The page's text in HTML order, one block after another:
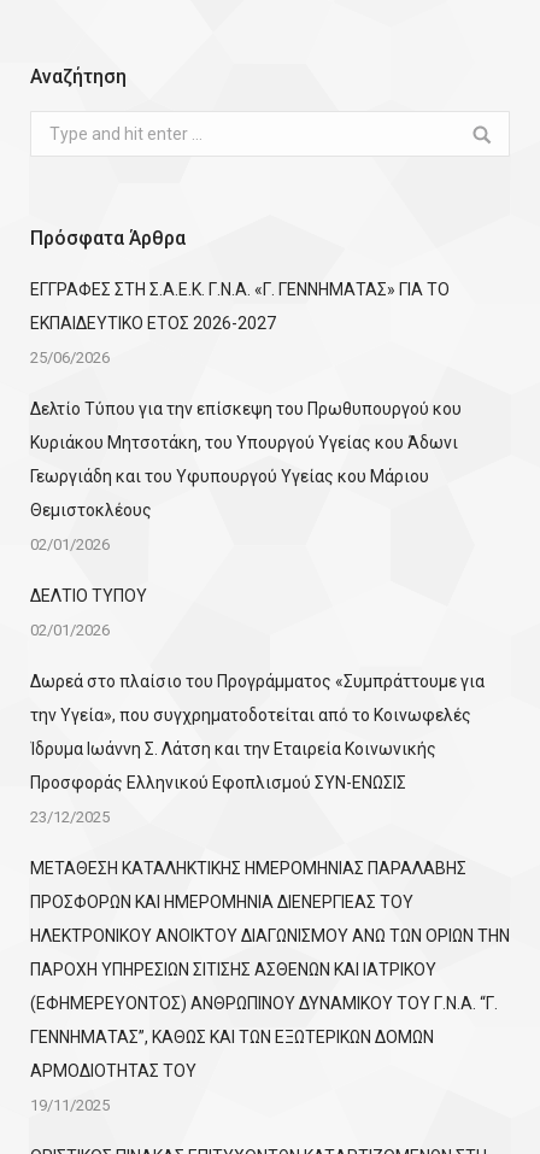
Αναζήτηση
Search:
Πρόσφατα Άρθρα
ΕΓΓΡΑΦΕΣ ΣΤΗ Σ.Α.Ε.Κ. Γ.Ν.Α. «Γ. ΓΕΝΝΗΜΑΤΑΣ» ΓΙΑ ΤΟ
ΕΚΠΑΙΔΕΥΤΙΚΟ ΕΤΟΣ 2026-2027
25/06/2026
Δελτίο Τύπου για την επίσκεψη του Πρωθυπουργού κου
Κυριάκου Μητσοτάκη, του Υπουργού Υγείας κου Άδωνι
Γεωργιάδη και του Υφυπουργού Υγείας κου Μάριου
Θεμιστοκλέους
02/01/2026
ΔΕΛΤΙΟ ΤΥΠΟΥ
02/01/2026
Δωρεά στο πλαίσιο του Προγράμματος «Συμπράττουμε για
την Υγεία», που συγχρηματοδοτείται από το Κοινωφελές
Ίδρυμα Ιωάννη Σ. Λάτση και την Εταιρεία Κοινωνικής
Προσφοράς Ελληνικού Εφοπλισμού ΣΥΝ-ΕΝΩΣΙΣ
23/12/2025
ΜΕΤΑΘΕΣΗ ΚΑΤΑΛΗΚΤΙΚΗΣ ΗΜΕΡΟΜΗΝΙΑΣ ΠΑΡΑΛΑΒΗΣ
ΠΡΟΣΦΟΡΩΝ ΚΑΙ ΗΜΕΡΟΜΗΝΙΑ ΔΙΕΝΕΡΓΙΕΑΣ ΤΟΥ
ΗΛΕΚΤΡΟΝΙΚΟΥ ΑΝΟΙΚΤΟΥ ΔΙΑΓΩΝΙΣΜΟΥ ΑΝΩ ΤΩΝ ΟΡΙΩΝ ΤΗΝ
ΠΑΡΟΧΗ ΥΠΗΡΕΣΙΩΝ ΣΙΤΙΣΗΣ ΑΣΘΕΝΩΝ ΚΑΙ ΙΑΤΡΙΚΟΥ
(ΕΦΗΜΕΡΕΥΟΝΤΟΣ) ΑΝΘΡΩΠΙΝΟΥ ΔΥΝΑΜΙΚΟΥ ΤΟΥ Γ.Ν.Α. “Γ.
ΓΕΝΝΗΜΑΤΑΣ”, ΚΑΘΩΣ ΚΑΙ ΤΩΝ ΕΞΩΤΕΡΙΚΩΝ ΔΟΜΩΝ
ΑΡΜΟΔΙΟΤΗΤΑΣ ΤΟΥ
19/11/2025